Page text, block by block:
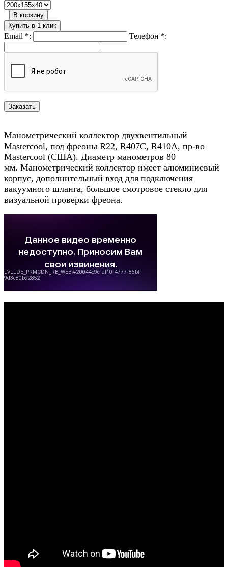
В корзину
Купить в 1 клик
Email *: Телефон *:
Манометрический коллектор двухвентильный
Mastercool, под фреоны R22, R407C, R410A, пр-во
Mastercool (США). Диаметр манометров 80
мм. Манометрический коллектор имеет алюминиевый
корпус, дополнительный вход для подключения
вакуумного шланга, большое смотровое стекло для
визуальной проверки фреона.